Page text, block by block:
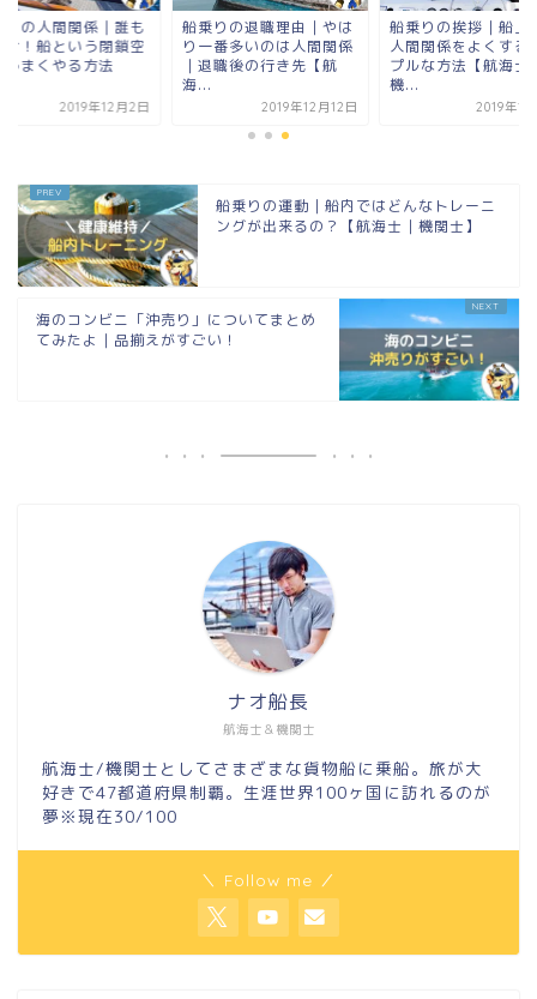
りの人間関係｜誰も
む！船という閉鎖空
うまくやる方法
2019年12月2日
船乗りの退職理由｜やは
り一番多いのは人間関係
｜退職後の行き先【航
海...
2019年12月12日
船乗りの挨拶｜船上
人間関係をよくする
プルな方法【航海士
機...
2019年12
船乗りの運動｜船内ではどんなトレーニ
ングが出来るの？【航海士｜機関士】
海のコンビニ「沖売り」についてまとめ
てみたよ｜品揃えがすごい！
航海士＆機関士
ナオ船長
航海士/機関士としてさまざまな貨物船に乗船。旅が大
好きで47都道府県制覇。生涯世界100ヶ国に訪れるのが
夢※現在30/100
＼ Follow me ／